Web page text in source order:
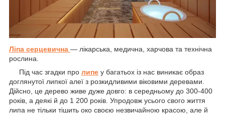
Ліпа серцевична — лікарська, медична, харчова та технічна
рослина.
Під час згадки про липе у багатьох із нас виникає образ
доглянутої липкої алеї з розкидливими віковими деревами.
Дійсно, це дерево живе дуже довго: в середньому до 300-400
років, а деякі й до 1 200 років. Упродовж усього свого життя
липа не тільки тішить око своєю незвичайною красою, але й